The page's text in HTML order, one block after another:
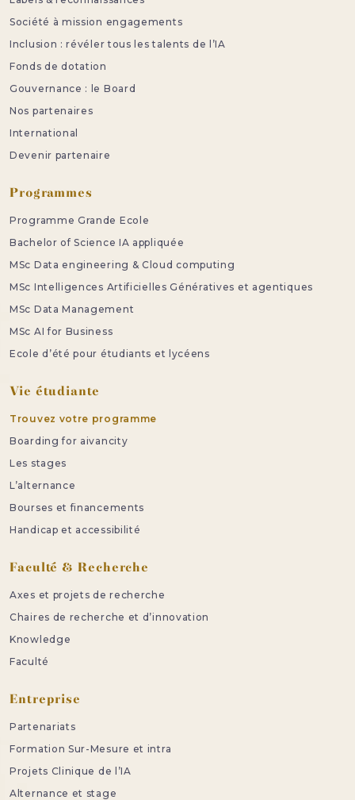
Société à mission engagements
Inclusion : révéler tous les talents de l’IA
Fonds de dotation
Gouvernance : le Board
Nos partenaires
International
Devenir partenaire
Programmes
Programme Grande Ecole
Bachelor of Science IA appliquée
MSc Data engineering & Cloud computing
MSc Intelligences Artificielles Génératives et agentiques
MSc Data Management
MSc AI for Business
Ecole d’été pour étudiants et lycéens
Vie étudiante
Trouvez votre programme
Boarding for aivancity
Les stages
L’alternance
Bourses et financements
Handicap et accessibilité
Faculté & Recherche
Axes et projets de recherche
Chaires de recherche et d’innovation
Knowledge
Faculté
Entreprise
Partenariats
Formation Sur-Mesure et intra
Projets Clinique de l’IA
Alternance et stage